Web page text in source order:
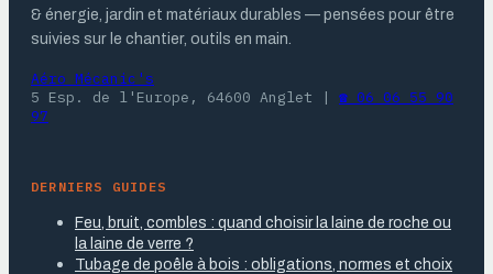
& énergie, jardin et matériaux durables — pensées pour être
suivies sur le chantier, outils en main.
Aéro Mécanic's
5 Esp. de l'Europe, 64600 Anglet | ☎ 06 06 55 90
97
DERNIERS GUIDES
Feu, bruit, combles : quand choisir la laine de roche ou
la laine de verre ?
Tubage de poêle à bois : obligations, normes et choix